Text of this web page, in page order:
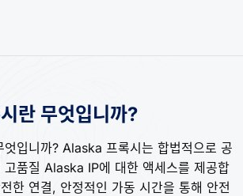
란 무엇입니까?
입니까? Alaska 프록시는 합법적으로 공
고품질 Alaska IP에 대한 액세스를 제공합
한 연결, 안정적인 가동 시간을 통해 안전